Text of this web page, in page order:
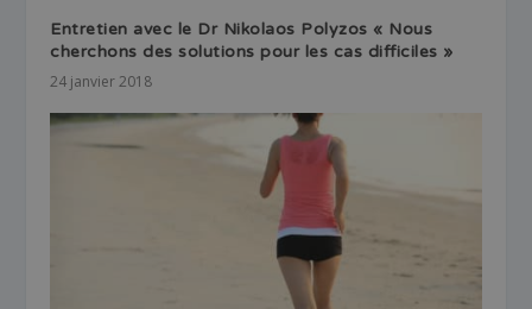
Entretien avec le Dr Nikolaos Polyzos « Nous
cherchons des solutions pour les cas difficiles »
24 janvier 2018